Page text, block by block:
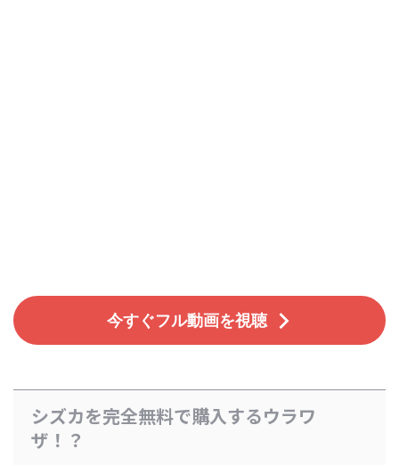
今すぐフル動画を視聴
シズカを完全無料で購入するウラワ
ザ！？